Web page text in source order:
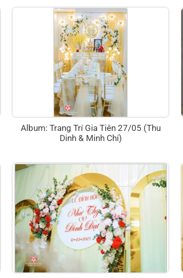
Album: Trang Trí Gia Tiên 27/05 (Thu
Dinh & Minh Chí)